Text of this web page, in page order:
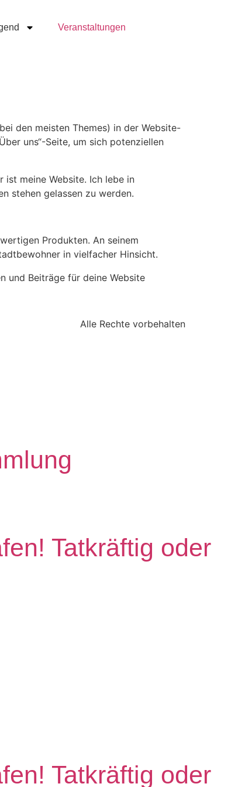
Veranstaltungen
den meisten Themes) in der Website-
uns“-Seite, um sich potenziellen
ist meine Website. Ich lebe in
stehen gelassen zu werden.
Produkten. An seinem
in vielfacher Hinsicht.
und Beiträge für deine Website
Alle Rechte vorbehalten
Tatkräftig oder
Tatkräftig oder